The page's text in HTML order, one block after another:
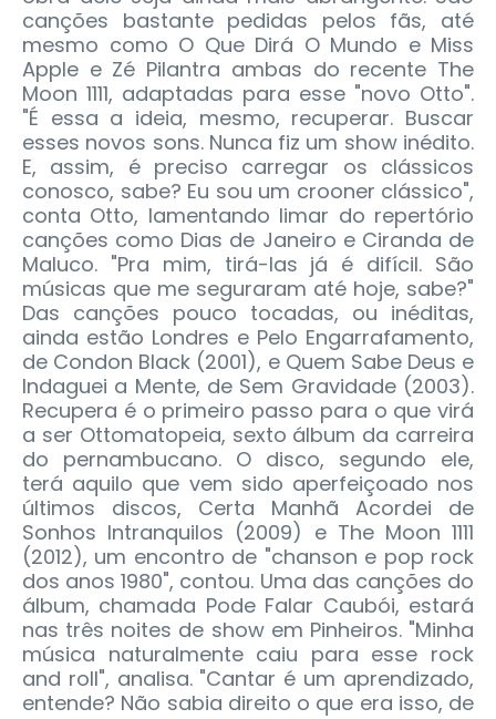
canções bastante pedidas pelos fãs, até
mesmo como O Que Dirá O Mundo e Miss
Apple e Zé Pilantra ambas do recente The
Moon 1111, adaptadas para esse "novo Otto".
"É essa a ideia, mesmo, recuperar. Buscar
esses novos sons. Nunca fiz um show inédito.
E, assim, é preciso carregar os clássicos
conosco, sabe? Eu sou um crooner clássico",
conta Otto, lamentando limar do repertório
canções como Dias de Janeiro e Ciranda de
Maluco. "Pra mim, tirá-las já é difícil. São
músicas que me seguraram até hoje, sabe?"
Das canções pouco tocadas, ou inéditas,
ainda estão Londres e Pelo Engarrafamento,
de Condon Black (2001), e Quem Sabe Deus e
Indaguei a Mente, de Sem Gravidade (2003).
Recupera é o primeiro passo para o que virá
a ser Ottomatopeia, sexto álbum da carreira
do pernambucano. O disco, segundo ele,
terá aquilo que vem sido aperfeiçoado nos
últimos discos, Certa Manhã Acordei de
Sonhos Intranquilos (2009) e The Moon 1111
(2012), um encontro de "chanson e pop rock
dos anos 1980", contou. Uma das canções do
álbum, chamada Pode Falar Caubói, estará
nas três noites de show em Pinheiros. "Minha
música naturalmente caiu para esse rock
and roll", analisa. "Cantar é um aprendizado,
entende? Não sabia direito o que era isso, de